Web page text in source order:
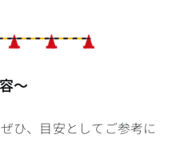
～
ひ、目安としてご参考に